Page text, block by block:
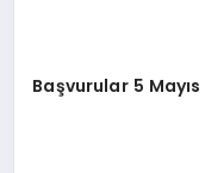
Başvurular5 M